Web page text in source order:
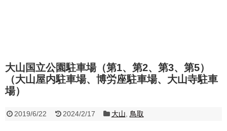
大山国立公園駐車場（第1、第2、第3、第5）
（大山屋内駐車場、博労座駐車場、大山寺駐車
場）
2019/6/22 2024/2/17 大山 鳥取